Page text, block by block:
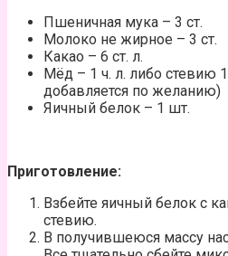
Пшеничная мука – 3 ст.
Молоко не жирное – 3 ст.
Какао – 6 ст. л.
Мёд – 1 ч. л. либо стевию 1
добавляется по желанию)
Яичный белок – 1 шт.
Приготовление:
Взбейте яичный белок с
стевию.
В получившеюся массу